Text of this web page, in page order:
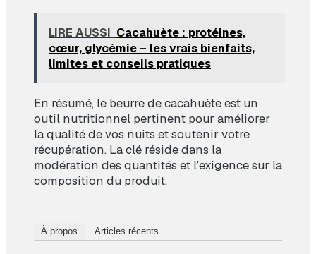
LIRE AUSSI Cacahuète : protéines,
cœur, glycémie – les vrais bienfaits,
limites et conseils pratiques
En résumé, le beurre de cacahuète est un
outil nutritionnel pertinent pour améliorer
la qualité de vos nuits et soutenir votre
récupération. La clé réside dans la
modération des quantités et l’exigence sur la
composition du produit.
À propos Articles récents